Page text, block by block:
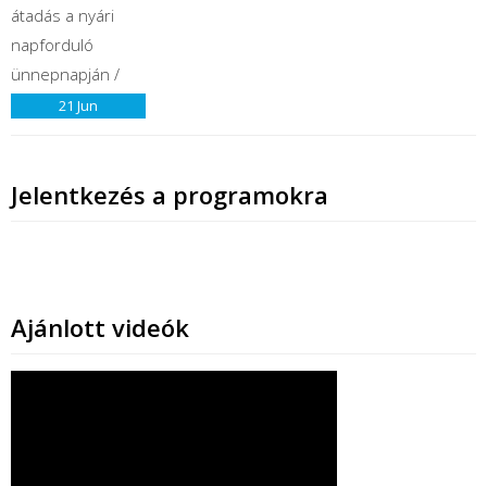
21 Jun
Jelentkezés a programokra
Ajánlott videók